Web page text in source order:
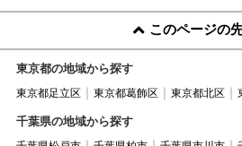
このページの
東京都の地域から探す
東京都足立区 東京都葛飾区 東京都北区
千葉県の地域から探す